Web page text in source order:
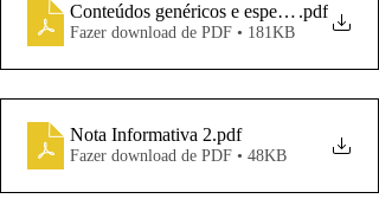
Conteúdos genéricos e específicos (1)
.pdf
Fazer download de PDF • 181KB
Nota Informativa 2.pdf
Fazer download de PDF • 48KB